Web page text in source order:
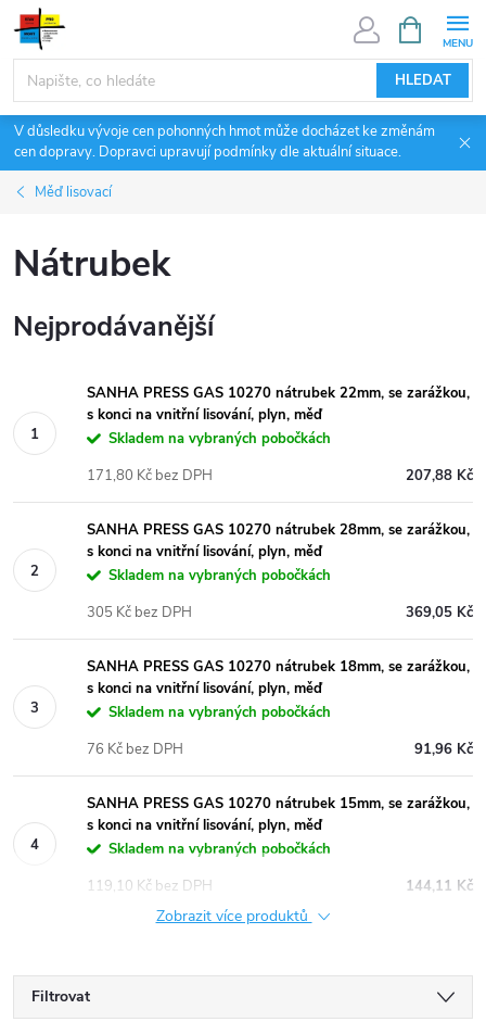
Přejít
obsah
HLEDAT
NÁKUPNÍ
KOŠÍK
V důsledku vývoje cen pohonných hmot může docházet ke změnám
cen dopravy. Dopravci upravují podmínky dle aktuální situace.
Měď lisovací
Nátrubek
Nejprodávanější
SANHA PRESS GAS 10270 nátrubek 22mm, se zarážkou,
s konci na vnitřní lisování, plyn, měď
Skladem na vybraných pobočkách
207,88 Kč
171,80 Kč bez DPH
SANHA PRESS GAS 10270 nátrubek 28mm, se zarážkou,
s konci na vnitřní lisování, plyn, měď
Skladem na vybraných pobočkách
369,05 Kč
305 Kč bez DPH
SANHA PRESS GAS 10270 nátrubek 18mm, se zarážkou,
s konci na vnitřní lisování, plyn, měď
Skladem na vybraných pobočkách
91,96 Kč
76 Kč bez DPH
SANHA PRESS GAS 10270 nátrubek 15mm, se zarážkou,
s konci na vnitřní lisování, plyn, měď
Skladem na vybraných pobočkách
144,11 Kč
119,10 Kč bez DPH
Zobrazit více produktů
Filtrovat